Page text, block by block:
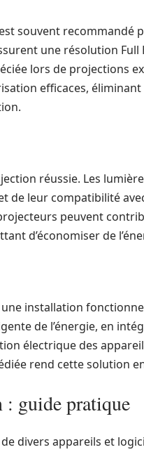
est souvent recommandé
une résolution Full
lors de projections
efficaces, éliminant
réussie. Les
de leur compatibilité
peuvent
d’économiser de
installation
de l’énergie, en
électrique des
rend cette solution
: guide pratique
divers appareils et